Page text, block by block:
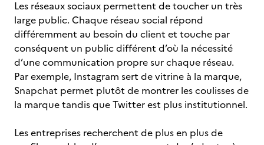
Les réseaux sociaux permettent de toucher un très
large public. Chaque réseau social répond
différemment au besoin du client et touche par
conséquent un public différent d’où la nécessité
d’une communication propre sur chaque réseau.
Par exemple, Instagram sert de vitrine à la marque,
Snapchat permet plutôt de montrer les coulisses de
la marque tandis que Twitter est plus institutionnel.
Les entreprises recherchent de plus en plus de